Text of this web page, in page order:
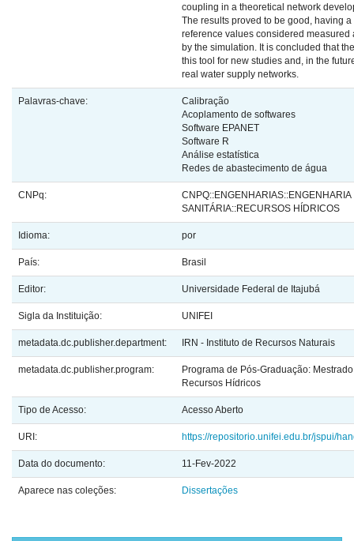
coupling in a theoretical network
The results proved to be good, having
reference values considered measured
by the simulation. It is concluded that
this tool for new studies and, in the
real water supply networks.
Palavras-chave:
Calibração
Acoplamento de softwares
Software EPANET
Software R
Análise estatística
Redes de abastecimento de água
CNPq:
CNPQ::ENGENHARIAS::ENGENHARIA
SANITÁRIA::RECURSOS HÍDRICOS
Idioma: por
País: Brasil
Editor: Universidade Federal de Itajubá
Sigla da Instituição: UNIFEI
metadata.dc.publisher.department: IRN - Instituto de Recursos Naturais
metadata.dc.publisher.program:
Programa de Pós-Graduação:
Recursos Hídricos
Tipo de Acesso: Acesso Aberto
URI: https://repositorio.unifei.edu.br/jspui/
Data do documento: 11-Fev-2022
Aparece nas coleções: Dissertações